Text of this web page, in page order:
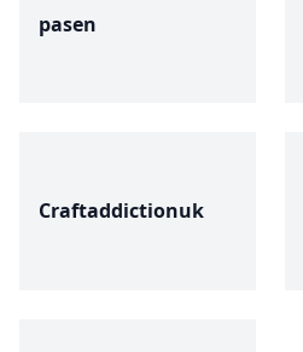
pasen
Craftaddictionuk